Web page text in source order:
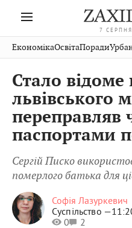
7
Івано-
Франківськ
Тернопіль
Волинь
Закарпаття
Рівне
Чернівці
Шептицький
Стрий
ЕкономікаОсвітаПоради
Стало відоме
львівського
переправляв
паспортами
Сергій Писко
померлого батька для
Софія Лазуркевич
Суспільство —
0
2